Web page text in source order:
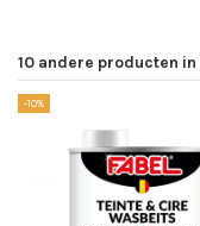
10 andere producten
-10%